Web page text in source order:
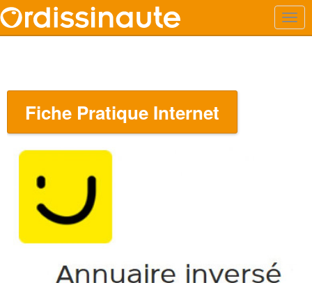
Fiche Pratique Internet